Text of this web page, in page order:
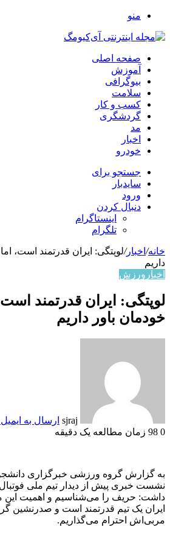
منو
صفحه اصلی
آموزش
بیوگرافی
سلامت
کسب و کار
گردشگری
مد
اخبار
خودرو
جستجو برای
سایدبار
ورود
دنبال کردن
اینستاگرام
تلگرام
خانه/ اخبار/لوپتگی: ایران قدرتمند است، اما
داریم
اخبار ورزش
لوپتگی: ایران قدرتمند است،
خودمان باور داریم
sjraj ارسال به ایمیل
0
زمان مطالعه یک دقیقه
به گزارش گروه ورزشی خبرگزاری
نشست خبری پیش از دیدار تیم ملی فوتبال
داشت: حریف را می‌شناسیم و اهمیت این
ایران یک تیم قدرتمند است و صدرنشین
مربی‌اش احترام می‌گذاریم.